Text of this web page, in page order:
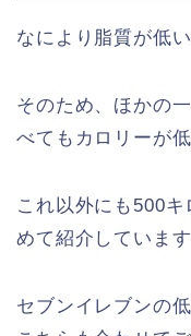
なにより脂質が低い
そのため、ほかの
べてもカロリーが
これ以外にも500
めて紹介しています
セブンイレブンの